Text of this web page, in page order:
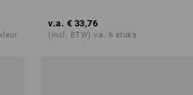
kleur
v.a. € 33,76
(incl. BTW) v.a. 6 stuks